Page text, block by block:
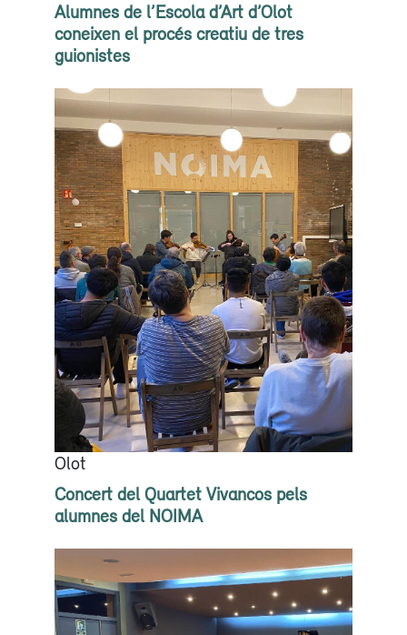
Alumnes de l’Escola d’Art d’Olot
coneixen el procés creatiu de tres
guionistes
Olot
Concert del Quartet Vivancos pels
alumnes del NOIMA